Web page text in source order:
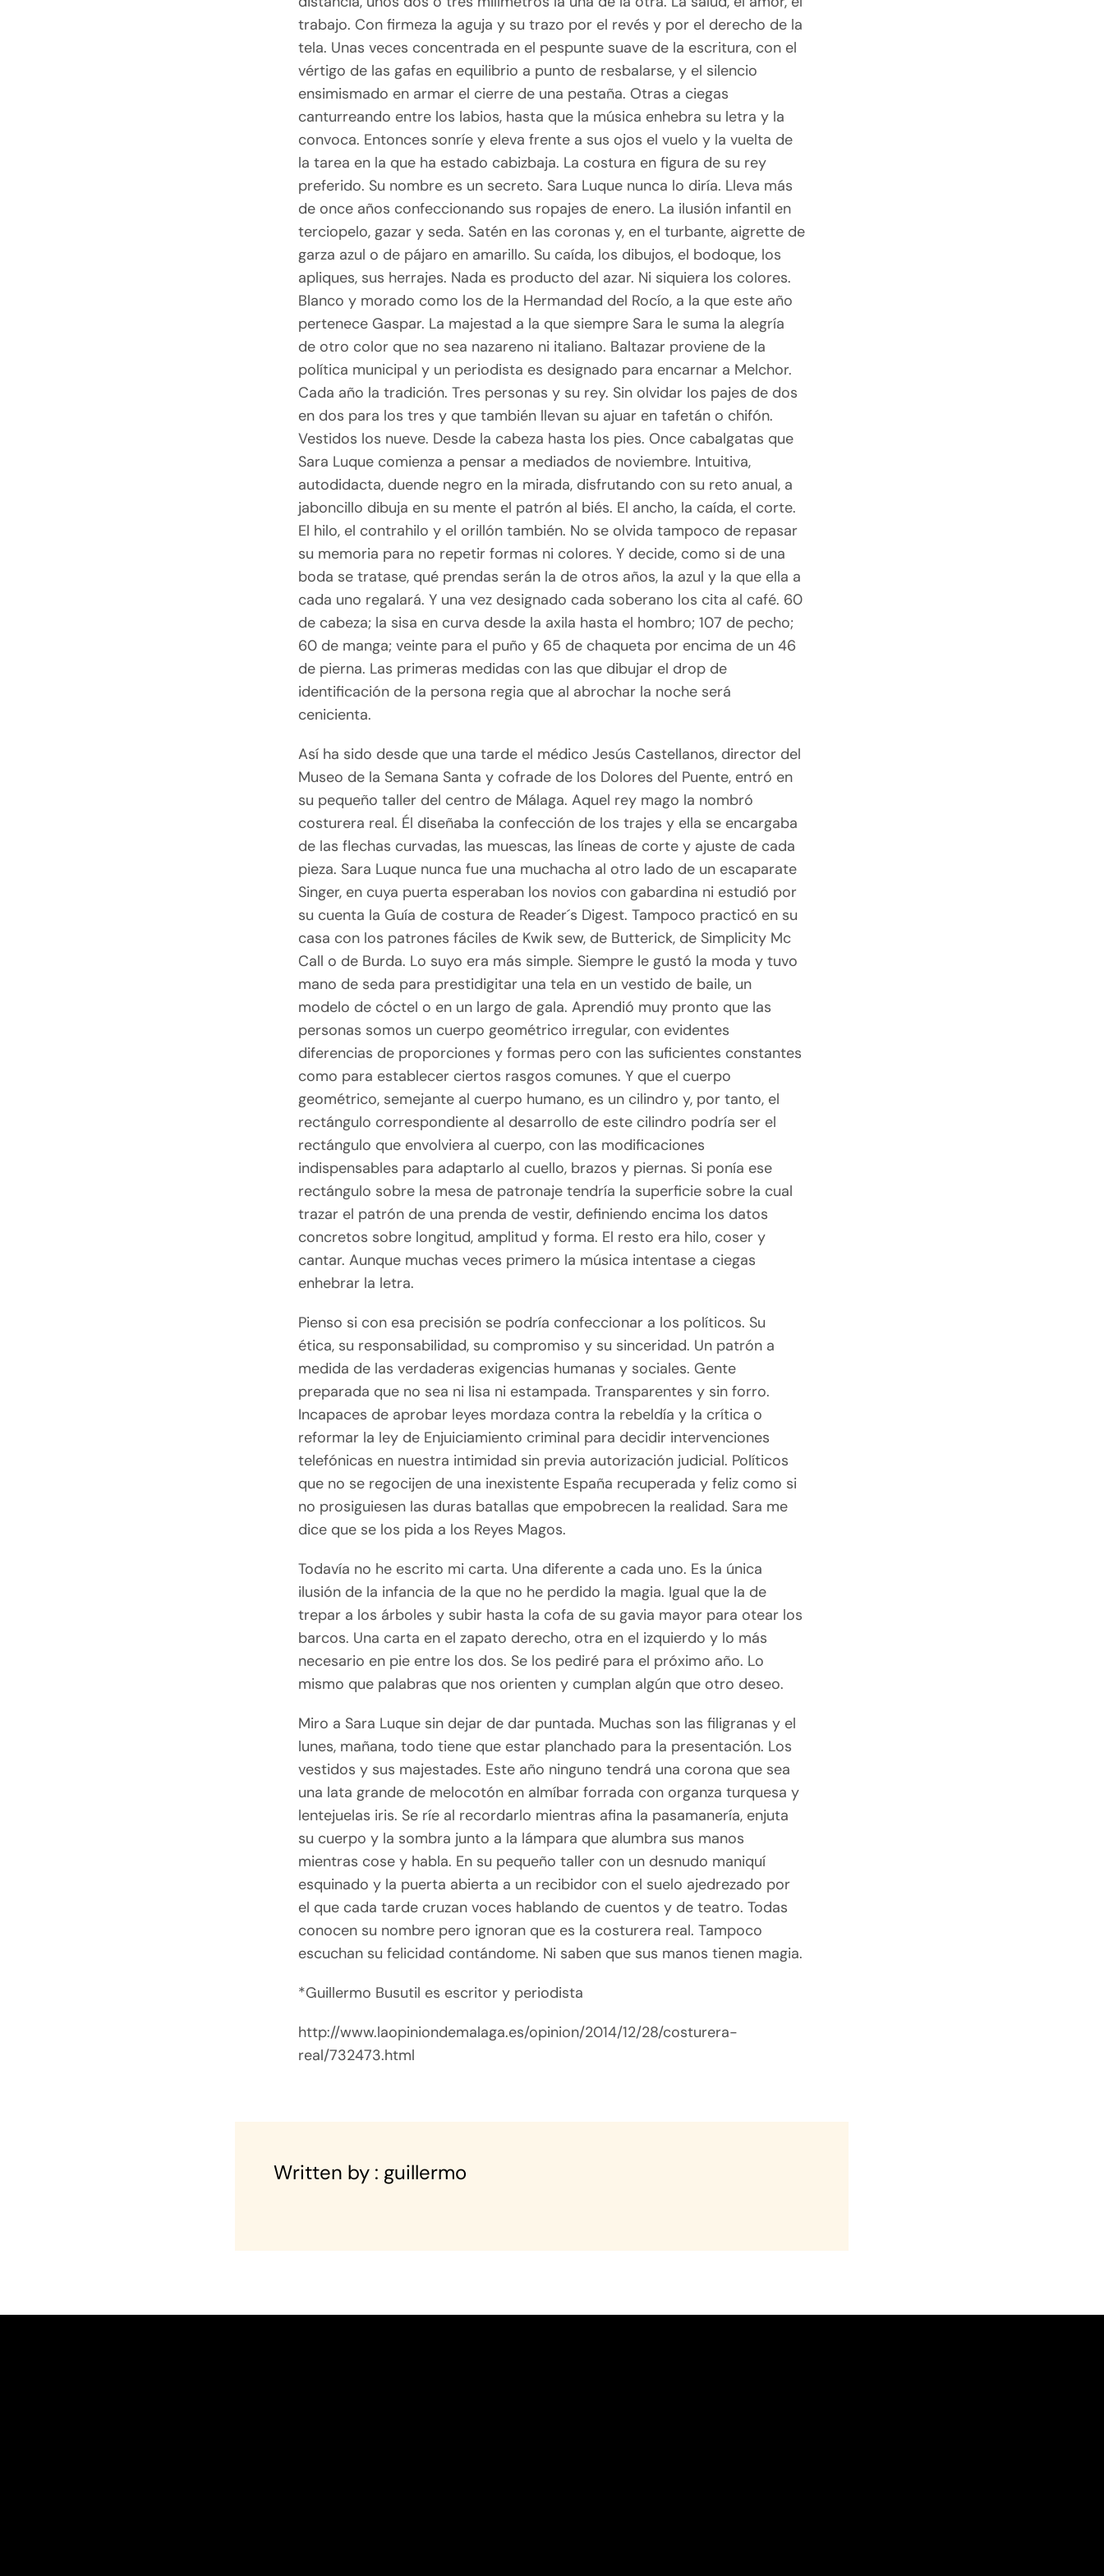
trabajo. Con firmeza la aguja y su trazo por el revés y por el derecho de la
tela. Unas veces concentrada en el pespunte suave de la escritura, con el
vértigo de las gafas en equilibrio a punto de resbalarse, y el silencio
ensimismado en armar el cierre de una pestaña. Otras a ciegas
canturreando entre los labios, hasta que la música enhebra su letra y la
convoca. Entonces sonríe y eleva frente a sus ojos el vuelo y la vuelta de
la tarea en la que ha estado cabizbaja. La costura en figura de su rey
preferido. Su nombre es un secreto. Sara Luque nunca lo diría. Lleva más
de once años confeccionando sus ropajes de enero. La ilusión infantil en
terciopelo, gazar y seda. Satén en las coronas y, en el turbante, aigrette de
garza azul o de pájaro en amarillo. Su caída, los dibujos, el bodoque, los
apliques, sus herrajes. Nada es producto del azar. Ni siquiera los colores.
Blanco y morado como los de la Hermandad del Rocío, a la que este año
pertenece Gaspar. La majestad a la que siempre Sara le suma la alegría
de otro color que no sea nazareno ni italiano. Baltazar proviene de la
política municipal y un periodista es designado para encarnar a Melchor.
Cada año la tradición. Tres personas y su rey. Sin olvidar los pajes de dos
en dos para los tres y que también llevan su ajuar en tafetán o chifón.
Vestidos los nueve. Desde la cabeza hasta los pies. Once cabalgatas que
Sara Luque comienza a pensar a mediados de noviembre. Intuitiva,
autodidacta, duende negro en la mirada, disfrutando con su reto anual, a
jaboncillo dibuja en su mente el patrón al biés. El ancho, la caída, el corte.
El hilo, el contrahilo y el orillón también. No se olvida tampoco de repasar
su memoria para no repetir formas ni colores. Y decide, como si de una
boda se tratase, qué prendas serán la de otros años, la azul y la que ella a
cada uno regalará. Y una vez designado cada soberano los cita al café. 60
de cabeza; la sisa en curva desde la axila hasta el hombro; 107 de pecho;
60 de manga; veinte para el puño y 65 de chaqueta por encima de un 46
de pierna. Las primeras medidas con las que dibujar el drop de
identificación de la persona regia que al abrochar la noche será
cenicienta.
Así ha sido desde que una tarde el médico Jesús Castellanos, director del
Museo de la Semana Santa y cofrade de los Dolores del Puente, entró en
su pequeño taller del centro de Málaga. Aquel rey mago la nombró
costurera real. Él diseñaba la confección de los trajes y ella se encargaba
de las flechas curvadas, las muescas, las líneas de corte y ajuste de cada
pieza. Sara Luque nunca fue una muchacha al otro lado de un escaparate
Singer, en cuya puerta esperaban los novios con gabardina ni estudió por
su cuenta la Guía de costura de Reader´s Digest. Tampoco practicó en su
casa con los patrones fáciles de Kwik sew, de Butterick, de Simplicity Mc
Call o de Burda. Lo suyo era más simple. Siempre le gustó la moda y tuvo
mano de seda para prestidigitar una tela en un vestido de baile, un
modelo de cóctel o en un largo de gala. Aprendió muy pronto que las
personas somos un cuerpo geométrico irregular, con evidentes
diferencias de proporciones y formas pero con las suficientes constantes
como para establecer ciertos rasgos comunes. Y que el cuerpo
geométrico, semejante al cuerpo humano, es un cilindro y, por tanto, el
rectángulo correspondiente al desarrollo de este cilindro podría ser el
rectángulo que envolviera al cuerpo, con las modificaciones
indispensables para adaptarlo al cuello, brazos y piernas. Si ponía ese
rectángulo sobre la mesa de patronaje tendría la superficie sobre la cual
trazar el patrón de una prenda de vestir, definiendo encima los datos
concretos sobre longitud, amplitud y forma. El resto era hilo, coser y
cantar. Aunque muchas veces primero la música intentase a ciegas
enhebrar la letra.
Pienso si con esa precisión se podría confeccionar a los políticos. Su
ética, su responsabilidad, su compromiso y su sinceridad. Un patrón a
medida de las verdaderas exigencias humanas y sociales. Gente
preparada que no sea ni lisa ni estampada. Transparentes y sin forro.
Incapaces de aprobar leyes mordaza contra la rebeldía y la crítica o
reformar la ley de Enjuiciamiento criminal para decidir intervenciones
telefónicas en nuestra intimidad sin previa autorización judicial. Políticos
que no se regocijen de una inexistente España recuperada y feliz como si
no prosiguiesen las duras batallas que empobrecen la realidad. Sara me
dice que se los pida a los Reyes Magos.
Todavía no he escrito mi carta. Una diferente a cada uno. Es la única
ilusión de la infancia de la que no he perdido la magia. Igual que la de
trepar a los árboles y subir hasta la cofa de su gavia mayor para otear los
barcos. Una carta en el zapato derecho, otra en el izquierdo y lo más
necesario en pie entre los dos. Se los pediré para el próximo año. Lo
mismo que palabras que nos orienten y cumplan algún que otro deseo.
Miro a Sara Luque sin dejar de dar puntada. Muchas son las filigranas y el
lunes, mañana, todo tiene que estar planchado para la presentación. Los
vestidos y sus majestades. Este año ninguno tendrá una corona que sea
una lata grande de melocotón en almíbar forrada con organza turquesa y
lentejuelas iris. Se ríe al recordarlo mientras afina la pasamanería, enjuta
su cuerpo y la sombra junto a la lámpara que alumbra sus manos
mientras cose y habla. En su pequeño taller con un desnudo maniquí
esquinado y la puerta abierta a un recibidor con el suelo ajedrezado por
el que cada tarde cruzan voces hablando de cuentos y de teatro. Todas
conocen su nombre pero ignoran que es la costurera real. Tampoco
escuchan su felicidad contándome. Ni saben que sus manos tienen magia.
*Guillermo Busutil es escritor y periodista
http://www.laopiniondemalaga.es/opinion/2014/12/28/costurera-
real/732473.html
Written by : guillermo